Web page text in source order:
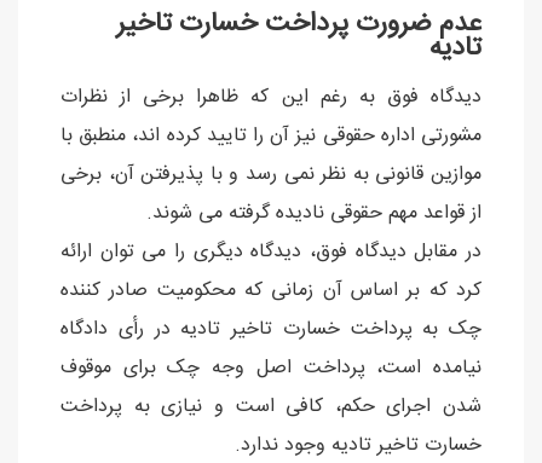
عدم ضرورت پرداخت خسارت تاخیر
تادیه
دیدگاه فوق به رغم این که ظاهرا برخی از نظرات
مشورتی اداره حقوقی نیز آن را تایید کرده اند، منطبق با
موازین قانونی به نظر نمی رسد و با پذیرفتن آن، برخی
از قواعد مهم حقوقی نادیده گرفته می شوند.
در مقابل دیدگاه فوق، دیدگاه دیگری را می توان ارائه
کرد که بر اساس آن زمانی که محکومیت صادر کننده
چک به پرداخت خسارت تاخیر تادیه در رأی دادگاه
نیامده است، پرداخت اصل وجه چک برای موقوف
شدن اجرای حکم، کافی است و نیازی به پرداخت
خسارت تاخیر تادیه وجود ندارد.